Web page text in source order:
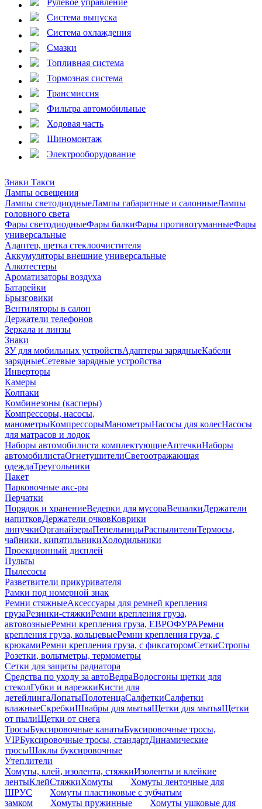
Система выпуска
Система охлаждения
Смазки
Топливная система
Тормозная система
Трансмиссия
Фильтра автомобильные
Ходовая часть
Шиномонтаж
Электрооборудование
Знаки Такси
Лампы освещения
Лампы светодиодныеЛампы габаритные и салонныеЛампы
головного света
Фары светодиодныеФары балкиФары противотуманныеФары
универсальные
Адаптер, щетка стеклоочистителя
Аккумуляторы внешние универсальные
Алкотестеры
Ароматизаторы воздуха
Батарейки
Брызговики
Вентиляторы в салон
Держатели телефонов
Зеркала и линзы
Знаки
ЗУ для мобильных устройствАдаптеры зарядныеКабели
зарядныеСетевые зарядные устройства
Инверторы
Камеры
Колпаки
Комбинезоны (касперы)
Компрессоры, насосы,
манометрыКомпрессорыМанометрыНасосы для колесНасосы
для матрасов и лодок
Наборы автомобилиста комплектующиеАптечкиНаборы
автомобилистаОгнетушителиСветоотражающая
одеждаТреугольники
Пакет
Парковочные акс-ры
Перчатки
Порядок и хранениеВедерки для мусораВешалкиДержатели
напитковДержатели очковКоврики
липучкиОрганайзерыПепельницыРаспылителиТермосы,
чайники, кипятильникиХолодильники
Проекционный дисплей
Пульты
Пылесосы
Разветвители прикуривателя
Рамки под номерной знак
Ремни стяжныеАксессуары для ремней крепления
грузаРезинки-стяжкиРемни крепления груза,
автовозныеРемни крепления груза, ЕВРОФУРАРемни
крепления груза, кольцевыеРемни крепления груза, с
крюкамиРемни крепления груза, с фиксаторомСеткиСтропы
Розетки, вольтметры, термометры
Сетки для защиты радиатора
Средства по уходу за автоВедраВодосгоны щетки для
стеколГубки и варежкиКисти для
детейлингаЛопатыПолотенцаСалфеткиСалфетки
влажныеСкребкиШвабры для мытьяЩетки для мытьяЩетки
от пылиЩетки от снега
ТросыБуксировочные канатыБуксировочные тросы,
VIPБуксировочные тросы, стандартДинамические
тросыШаклы буксировочные
Утеплители
Хомуты, клей, изолента, стяжкиИзоленты и клейкие
лентыКлейСтяжкиХомуты
Хомуты ленточные для
ШРУС
Хомуты пластиковые с зубчатым
замком
Хомуты пружинные
Хомуты ушковые для